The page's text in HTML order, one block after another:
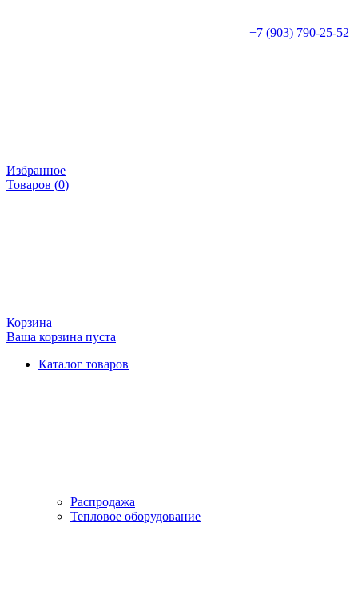
+7 (903) 790-25-52
Избранное
Товаров (0)
Корзина
Ваша корзина пуста
Каталог товаров
Распродажа
Тепловое оборудование